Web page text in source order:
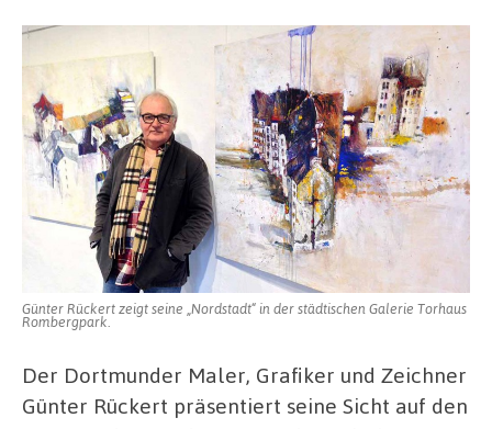
Günter Rückert zeigt seine „Nordstadt“ in der städtischen Galerie Torhaus
Rombergpark.
Der Dortmunder Maler, Grafiker und Zeichner
Günter Rückert präsentiert seine Sicht auf den